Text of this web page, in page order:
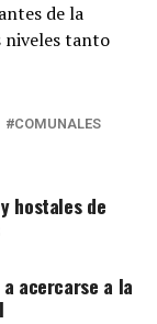
de la
niveles tanto
COMUNALES
hostales de
acercarse a la